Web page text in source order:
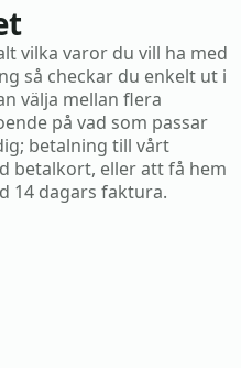
vilka varor du vill ha med
så checkar du enkelt ut i
välja mellan flera
på vad som passar
betalning till vårt
betalkort, eller att få hem
14 dagars faktura.